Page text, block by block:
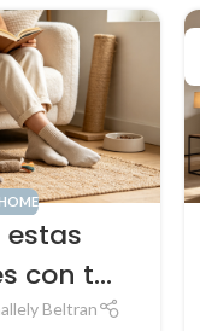
estas
con tu
crea
Beltran